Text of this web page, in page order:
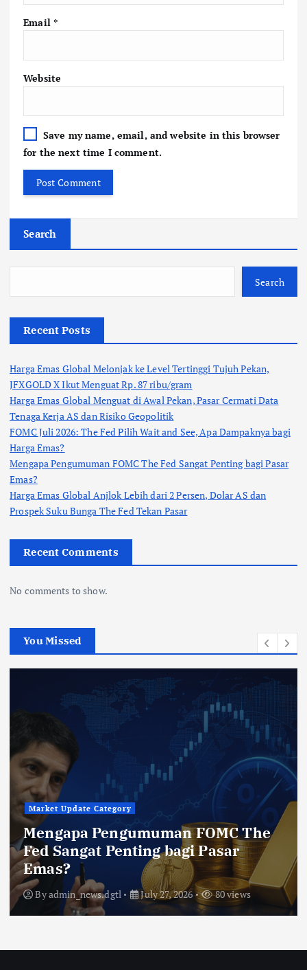
Email *
Website
Save my name, email, and website in this browser
for the next time I comment.
Search
Search
Recent Posts
Harga Emas Global Melonjak ke Level Tertinggi Tujuh Pekan,
JFXGOLD X Ikut Menguat Rp. 87 ribu/gram
Harga Emas Global Menguat di Awal Pekan, Pasar Cermati Data
Tenaga Kerja AS dan Risiko Geopolitik
FOMC Juli 2026: The Fed Pilih Wait and See, Apa Dampaknya bagi
Harga Emas?
Mengapa Pengumuman FOMC The Fed Sangat Penting bagi Pasar
Emas?
Harga Emas Global Anjlok Lebih dari 2 Persen, Dolar AS dan
Prospek Suku Bunga The Fed Tekan Pasar
Recent Comments
No comments to show.
You Missed
Market Update Category
Mengapa Pengumuman FOMC The
Fed Sangat Penting bagi Pasar
Emas?
Byadmin_news.dgtl July 27, 2026 80 views